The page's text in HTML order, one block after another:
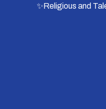
✨Religious and